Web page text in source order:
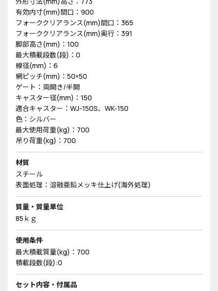
有効内寸(mm)間口：900
フォーククリアランス(mm)間口：365
フォーククリアランス(mm)奥行：391
脚部高さ(mm)：100
最大積載段数(段)：0
線径(mm)：6
網ピッチ(mm)：50×50
ゲート：両開き/半開
キャスター径(mm)：150
適合キャスター：WJ-150S、WK-150
色：シルバー
最大使用荷重(kg)：700
吊り荷重(kg)：700
材質
スチール
表面処理：溶融亜鉛メッキ仕上げ(海外処理)
質量・質量単位
85ｋｇ
使用条件
最大積載質量(kg)：700
積載段数(段):0
セット内容・付属品